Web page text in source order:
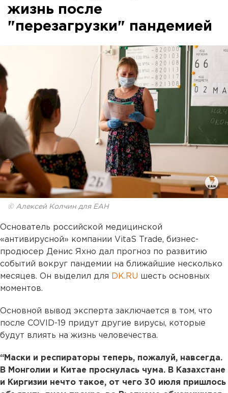
жизнь после
"перезагрузки" пандемией
© Алексей Колчин для ЕАН
Основатель российской медицинской
«антивирусной» компании VitaS Trade, бизнес-
продюсер Денис Яхно дал прогноз по развитию
событий вокруг пандемии на ближайшие несколько
месяцев. Он выделил для DK.RU шесть основных
моментов.
Основной вывод эксперта заключается в том, что
после COVID-19 придут другие вирусы, которые
будут влиять на жизнь человечества.
“Маски и респираторы теперь, пожалуй, навсегда.
В Монголии и Китае проснулась чума. В Казахстане
и Киргизии нечто такое, от чего 30 июля пришлось